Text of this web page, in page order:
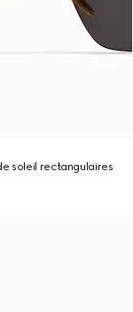
soleil rectangulaires